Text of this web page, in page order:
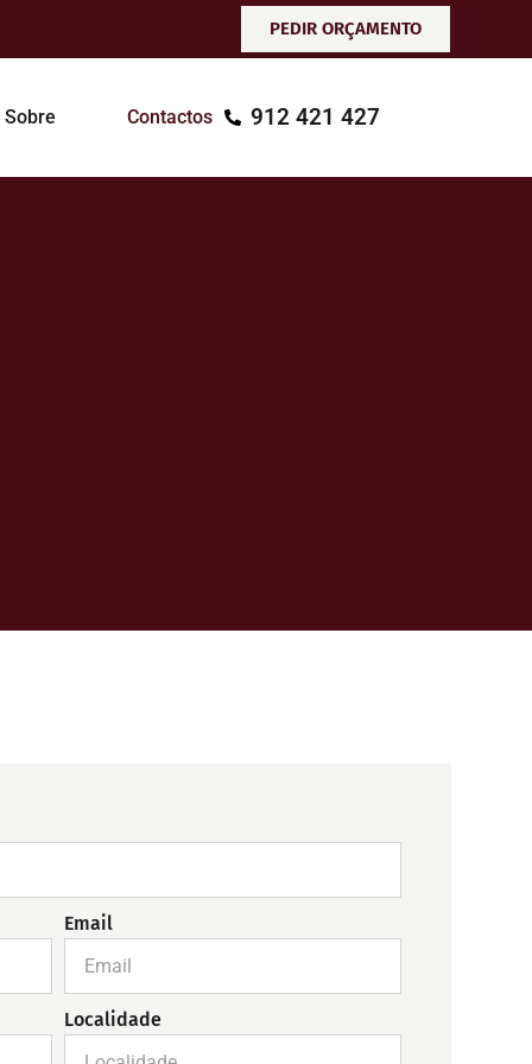
PEDIR ORÇAMENTO
Sobre Contactos 912 421 427
Email
Localidade